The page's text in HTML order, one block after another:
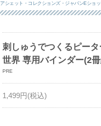
アシェット・コレクションズ・ジャパンEショ
刺しゅうでつくるピー
世界 専用バインダー(2
PRE
1,499円(税込)